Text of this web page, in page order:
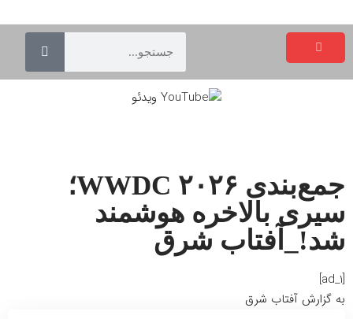
جمع‌بندی WWDC ۲۰۲۶؛
سیری بالاخره هوشمند
شد!_آفتاب شرق
[ad_1]
به گزارش آفتاب شرق